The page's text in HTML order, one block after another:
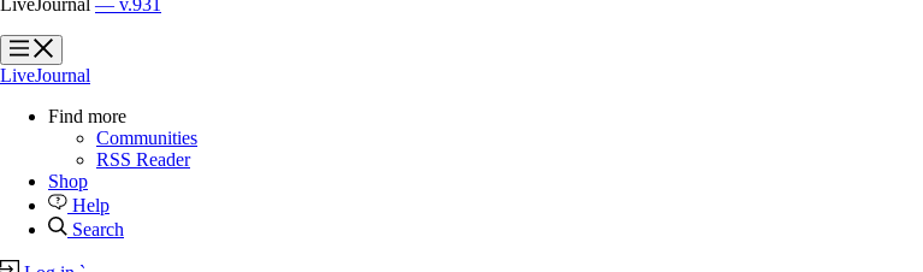
LiveJournal — v.931
?
?
LiveJournal
Find more
Communities
RSS Reader
Shop
Help
Search